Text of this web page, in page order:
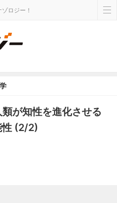
ロジー！
が知性を進化させる
性 (2/2)